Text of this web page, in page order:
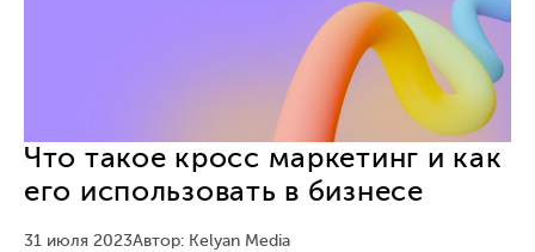
Что такое кросс маркетинг и как
его использовать в бизнесе
31 июля 2023Автор: Kelyan Media